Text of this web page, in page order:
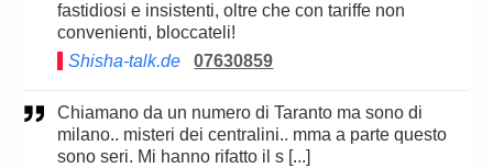
fastidiosi e insistenti, oltre che con tariffe non
convenienti, bloccateli!
Shisha-talk.de
07630859
Chiamano da un numero di Taranto ma sono di
milano.. misteri dei centralini.. mma a parte questo
sono seri. Mi hanno rifatto il s [...]